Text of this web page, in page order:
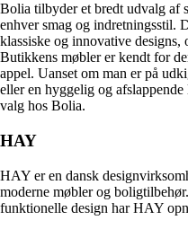
Bolia tilbyder et bredt udvalg af
enhver smag og indretningsstil.
klassiske og innovative designs,
Butikkens møbler er kendt for
appel. Uanset om man er på
eller en hyggelig og
valg hos Bolia.
HAY
HAY er en dansk
moderne møbler og
funktionelle design har HAY